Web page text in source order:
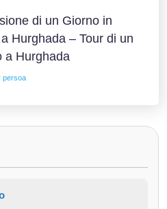
di un Giorno in
Hurghada – Tour di un
a Hurghada
persoa